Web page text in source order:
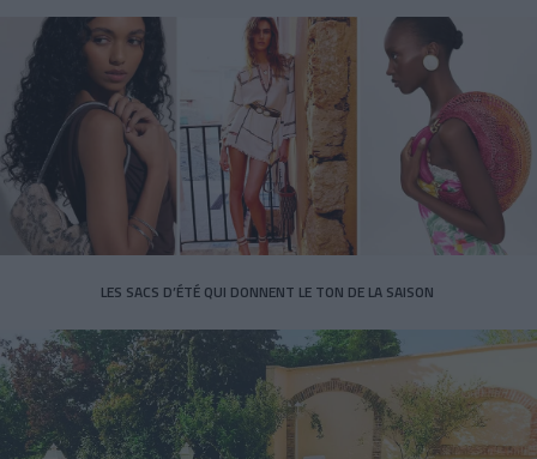
LES SACS D’ÉTÉ QUI DONNENT LE TON DE LA SAISON